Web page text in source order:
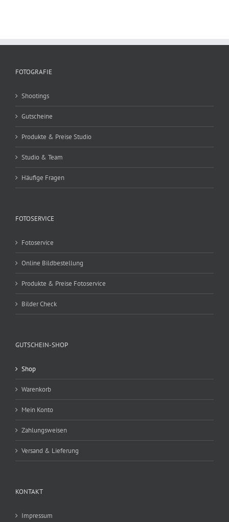
FOTOGRAFIE
Shootings
Gutscheine
Produkte & Preise Studio
Studio & Team
Häufige Fragen
FOTOSERVICE
Fotoservice
Online Bildbestellung
Produkte & Preise Fotoservice
Bilder Check
GUTSCHEIN-SHOP
Shop
Warenkorb
Mein Konto
Zahlungsweisen
Versand & Lieferung
KONTAKT
Impressum